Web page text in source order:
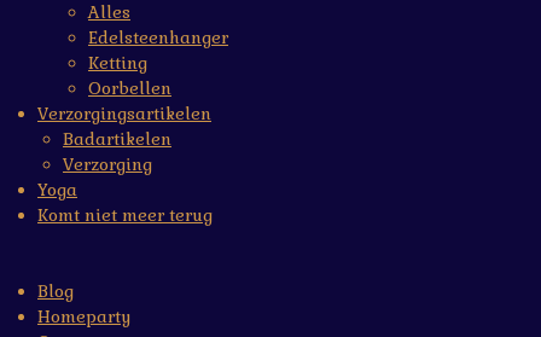
Alles
Edelsteenhanger
Ketting
Oorbellen
Verzorgingsartikelen
Badartikelen
Verzorging
Yoga
Komt niet meer terug
Blog
Homeparty